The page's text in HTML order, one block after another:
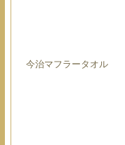
今治マフラータオル